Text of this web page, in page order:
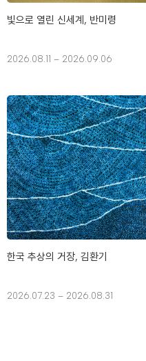
빛으로 열린 신세계, 반미령
2026.08.11 – 2026.09.06
한국 추상의 거장, 김환기
2026.07.23 – 2026.08.31